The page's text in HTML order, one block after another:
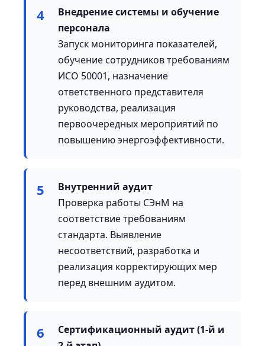
4
Внедрение системы и обучение
персонала
Запуск мониторинга показателей,
обучение сотрудников требованиям
ИСО 50001, назначение
ответственного представителя
руководства, реализация
первоочередных мероприятий по
повышению энергоэффективности.
5
Внутренний аудит
Проверка работы СЭнМ на
соответствие требованиям
стандарта. Выявление
несоответствий, разработка и
реализация корректирующих мер
перед внешним аудитом.
6
Сертификационный аудит (1-й и